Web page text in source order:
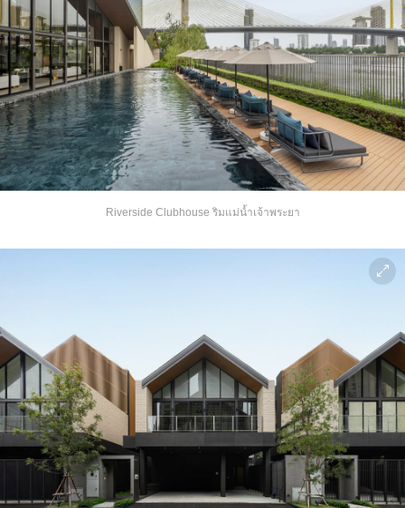
Riverside Clubhouse ริมแม่น้ำเจ้าพระยา